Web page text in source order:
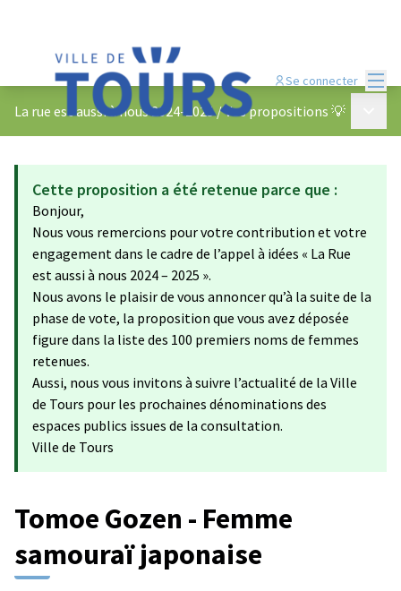
Se connecter
La rue est aussi à nous 2024-2025 /Vos propositions 💡
Cette proposition a été retenue parce que :
Bonjour,
Nous vous remercions pour votre contribution et votre
engagement dans le cadre de l’appel à idées « La Rue
est aussi à nous 2024 – 2025 ».
Nous avons le plaisir de vous annoncer qu’à la suite de la
phase de vote, la proposition que vous avez déposée
figure dans la liste des 100 premiers noms de femmes
retenues.
Aussi, nous vous invitons à suivre l’actualité de la Ville
de Tours pour les prochaines dénominations des
espaces publics issues de la consultation.
Ville de Tours
Tomoe Gozen - Femme
samouraï japonaise